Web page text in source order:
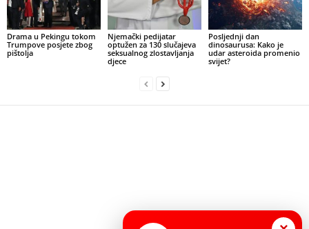
Drama u Pekingu tokom
Trumpove posjete zbog
pištolja
Njemački pedijatar
optužen za 130 slučajeva
seksualnog zlostavljanja
djece
Posljednji dan
dinosaurusa: Kako je
udar asteroida promenio
svijet?